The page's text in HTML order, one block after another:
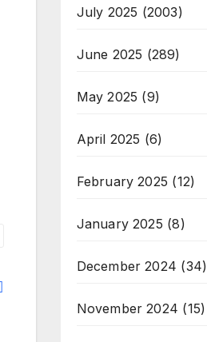
July 2025 (2003)
June 2025 (289)
May 2025 (9)
April 2025 (6)
February 2025 (12)
January 2025 (8)
December 2024 (34)
November 2024 (15)